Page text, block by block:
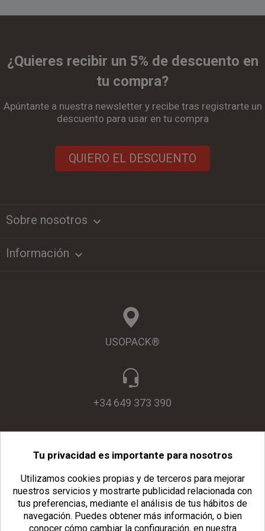
¿Quieres recibir un 5% de descuento en
tu compra?
Apúntante a nuestra newsletter y recibe tras registrarte un
descuento para usar en tu compra
QUIERO EL DESCUENTO
Sobre nosotros keyboard_arrow_down
Información 
USOPACK®
+34 649 373 390
info@usopack.com
Tu privacidad es importante para nosotros
Utilizamos cookies propias y de terceros para mejorar
nuestros servicios y mostrarte publicidad relacionada con
tus preferencias, mediante el análisis de tus hábitos de
navegación. Puedes obtener más información, o bien
conocer cómo cambiar la configuración, en nuestra